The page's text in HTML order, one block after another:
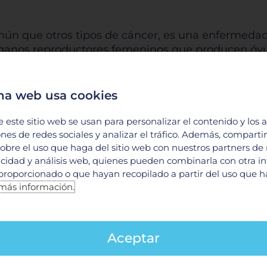
que otros tipos de cáncer, es una
reproductores femeninos que producen
y el tratamiento efectivo.
de desarrollar este cáncer, como
avanzada y ciertos problemas de salud
no tienen antecedentes familiares.
silencioso» debido a la falta de
como hinchazón abdominal, dolor
las tasas de supervivencia. Los
web usa cookies
este sitio web se usan para personalizar el contenido y los
de redes sociales y analizar el tráfico. Además,
el uso que haga del sitio web con nuestros partners de
y análisis web, quienes pueden combinarla con otra
o que hayan recopilado a partir del uso que
información.
Aceptar